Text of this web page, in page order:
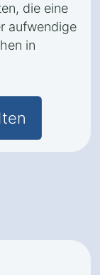
die eine
aufwendige
in